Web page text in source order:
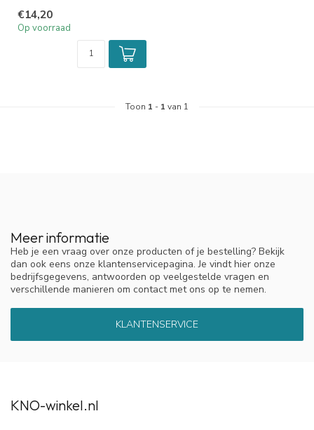
huisstofmijt het neu...
€14,20
Op voorraad
Toon 1 - 1 van 1
Meer informatie
Heb je een vraag over onze producten of je bestelling? Bekijk
dan ook eens onze klantenservicepagina. Je vindt hier onze
bedrijfsgegevens, antwoorden op veelgestelde vragen en
verschillende manieren om contact met ons op te nemen.
KLANTENSERVICE
KNO-winkel.nl